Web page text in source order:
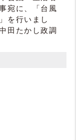
宛に、「台風
を行いまし
田たかし政調